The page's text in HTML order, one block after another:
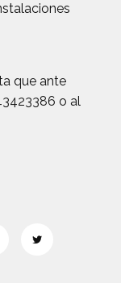
que ante
o al